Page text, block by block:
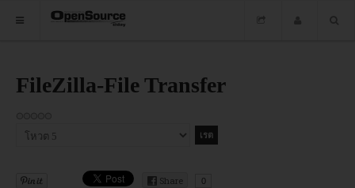
HOME
ข่าว
FileZilla-File Transfer
กรุณา
Share
0